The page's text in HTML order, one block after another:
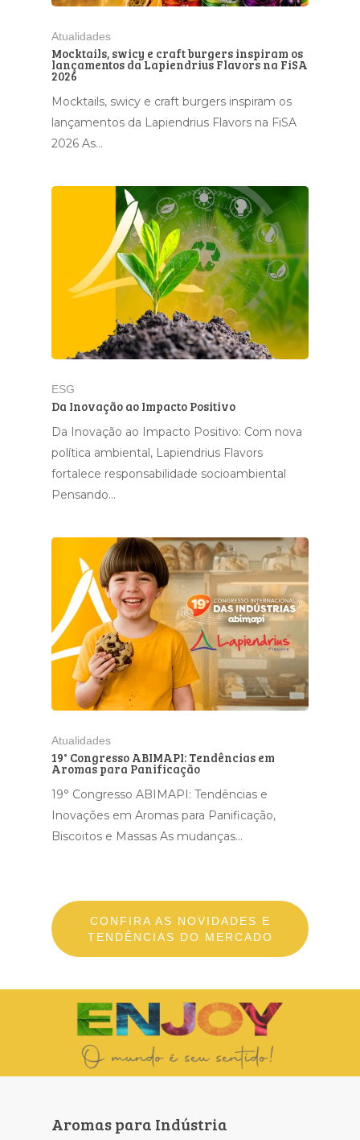
Atualidades
Mocktails, swicy e craft burgers inspiram os
lançamentos da Lapiendrius Flavors na FiSA
2026
Mocktails, swicy e craft burgers inspiram os
lançamentos da Lapiendrius Flavors na FiSA
2026 As…
ESG
Da Inovação ao Impacto Positivo
Da Inovação ao Impacto Positivo: Com nova
política ambiental, Lapiendrius Flavors
fortalece responsabilidade socioambiental
Pensando…
Atualidades
19° Congresso ABIMAPI: Tendências em
Aromas para Panificação
19° Congresso ABIMAPI: Tendências e
Inovações em Aromas para Panificação,
Biscoitos e Massas As mudanças…
CONFIRA AS NOVIDADES E
TENDÊNCIAS DO MERCADO
Aromas para Indústria